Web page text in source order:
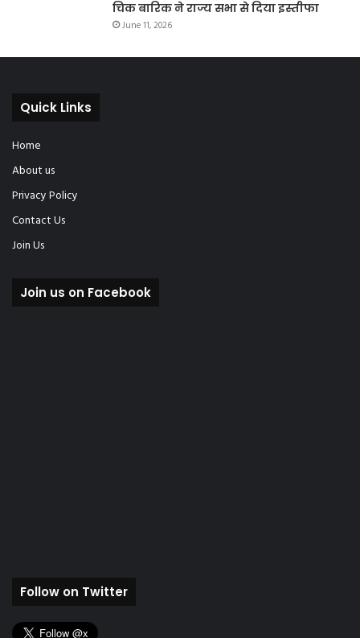
चिक बारिक ने राज्य सभा से दिया इस्तीफा
June 11, 2026
Quick Links
Home
About us
Privacy Policy
Contact Us
Join Us
Join us on Facebook
Follow on Twitter